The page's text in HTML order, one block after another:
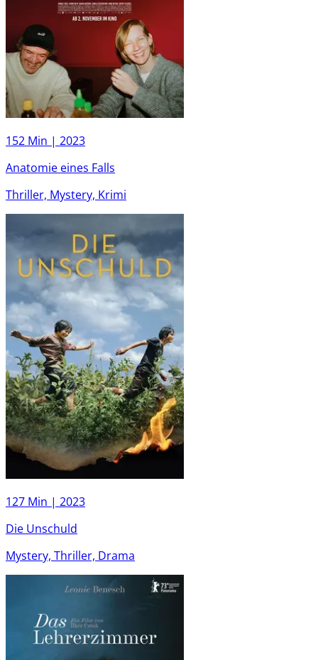
152 Min | 2023
Anatomie eines Falls
Thriller, Mystery, Krimi
127 Min | 2023
Die Unschuld
Mystery, Thriller, Drama